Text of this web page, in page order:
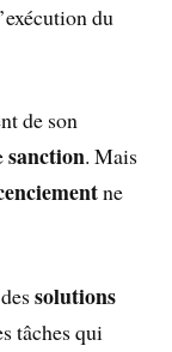
du
de son
sanction. Mais
ne
solutions
tâches qui